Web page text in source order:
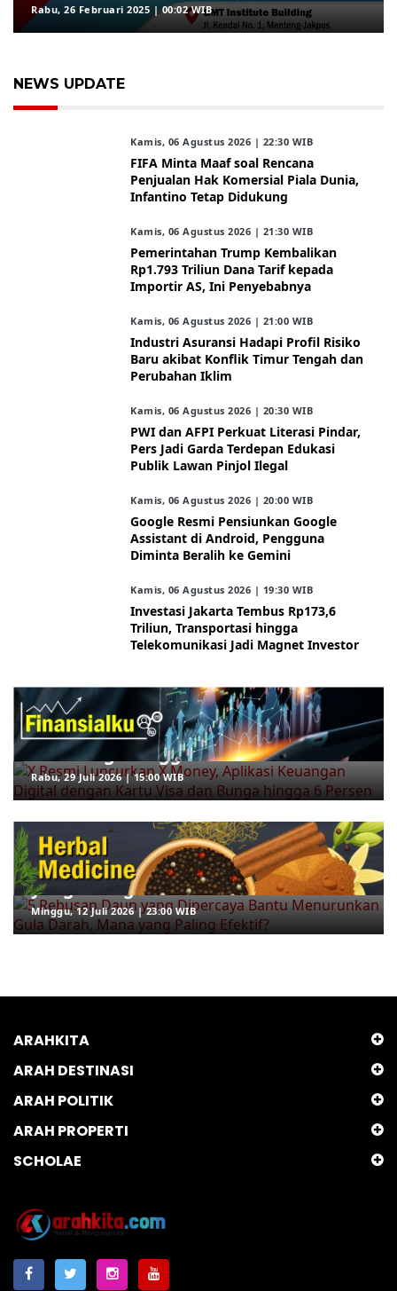
Rabu, 26 Februari 2025 | 00:02 WIB
NEWS UPDATE
Kamis, 06 Agustus 2026 | 22:30 WIB
FIFA Minta Maaf soal Rencana
Penjualan Hak Komersial Piala Dunia,
Infantino Tetap Didukung
Kamis, 06 Agustus 2026 | 21:30 WIB
Pemerintahan Trump Kembalikan
Rp1.793 Triliun Dana Tarif kepada
Importir AS, Ini Penyebabnya
Kamis, 06 Agustus 2026 | 21:00 WIB
Industri Asuransi Hadapi Profil Risiko
Baru akibat Konflik Timur Tengah dan
Perubahan Iklim
Kamis, 06 Agustus 2026 | 20:30 WIB
PWI dan AFPI Perkuat Literasi Pindar,
Pers Jadi Garda Terdepan Edukasi
Publik Lawan Pinjol Ilegal
Kamis, 06 Agustus 2026 | 20:00 WIB
Google Resmi Pensiunkan Google
Assistant di Android, Pengguna
Diminta Beralih ke Gemini
Kamis, 06 Agustus 2026 | 19:30 WIB
Investasi Jakarta Tembus Rp173,6
Triliun, Transportasi hingga
Telekomunikasi Jadi Magnet Investor
X Resmi Luncurkan X Money, Aplikasi
Keuangan Digital dengan Kartu Visa
dan Bunga hingga 6 Persen
Rabu, 29 Juli 2026 | 15:00 WIB
5 Rebusan Daun yang Dipercaya
Bantu Menurunkan Gula Darah, Mana
yang Paling Efektif?
Minggu, 12 Juli 2026 | 23:00 WIB
ARAHKITA
ARAH DESTINASI
ARAH POLITIK
ARAH PROPERTI
SCHOLAE